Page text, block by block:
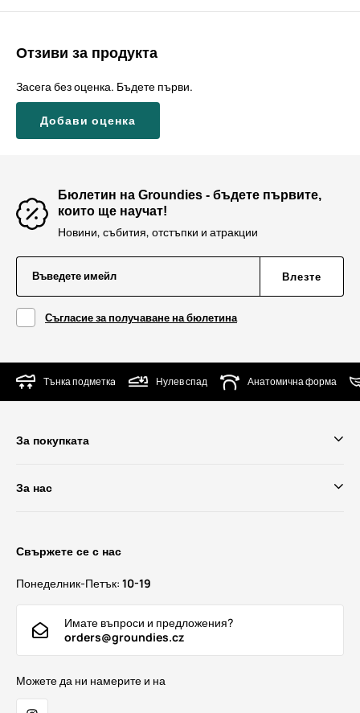
Отзиви за продукта
Засега без оценка. Бъдете първи.
Добави оценка
Бюлетин на Groundies - бъдете първите,
които ще научат!
Новини, събития, отстъпки и атракции
Въведете имейл Влезте
Съгласие за получаване на бюлетина
Тънка подметкa Нулев спад Анатомична форма
За покупката
За нас
Свържете се с нас
Понеделник-Петък: 10-19
Имате въпроси и предложения?
orders@groundies.cz
Можете да ни намерите и на